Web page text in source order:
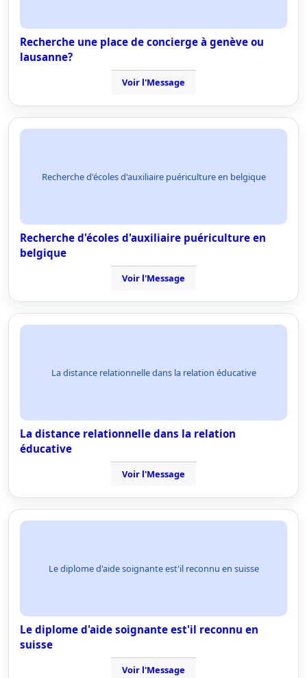
Recherche une place de concierge à genève ou
lausanne?
Voir l'Message
Recherche d'écoles d'auxiliaire puériculture en belgique
Recherche d'écoles d'auxiliaire puériculture en
belgique
Voir l'Message
La distance relationnelle dans la relation éducative
La distance relationnelle dans la relation
éducative
Voir l'Message
Le diplome d'aide soignante est'il reconnu en suisse
Le diplome d'aide soignante est'il reconnu en
suisse
Voir l'Message